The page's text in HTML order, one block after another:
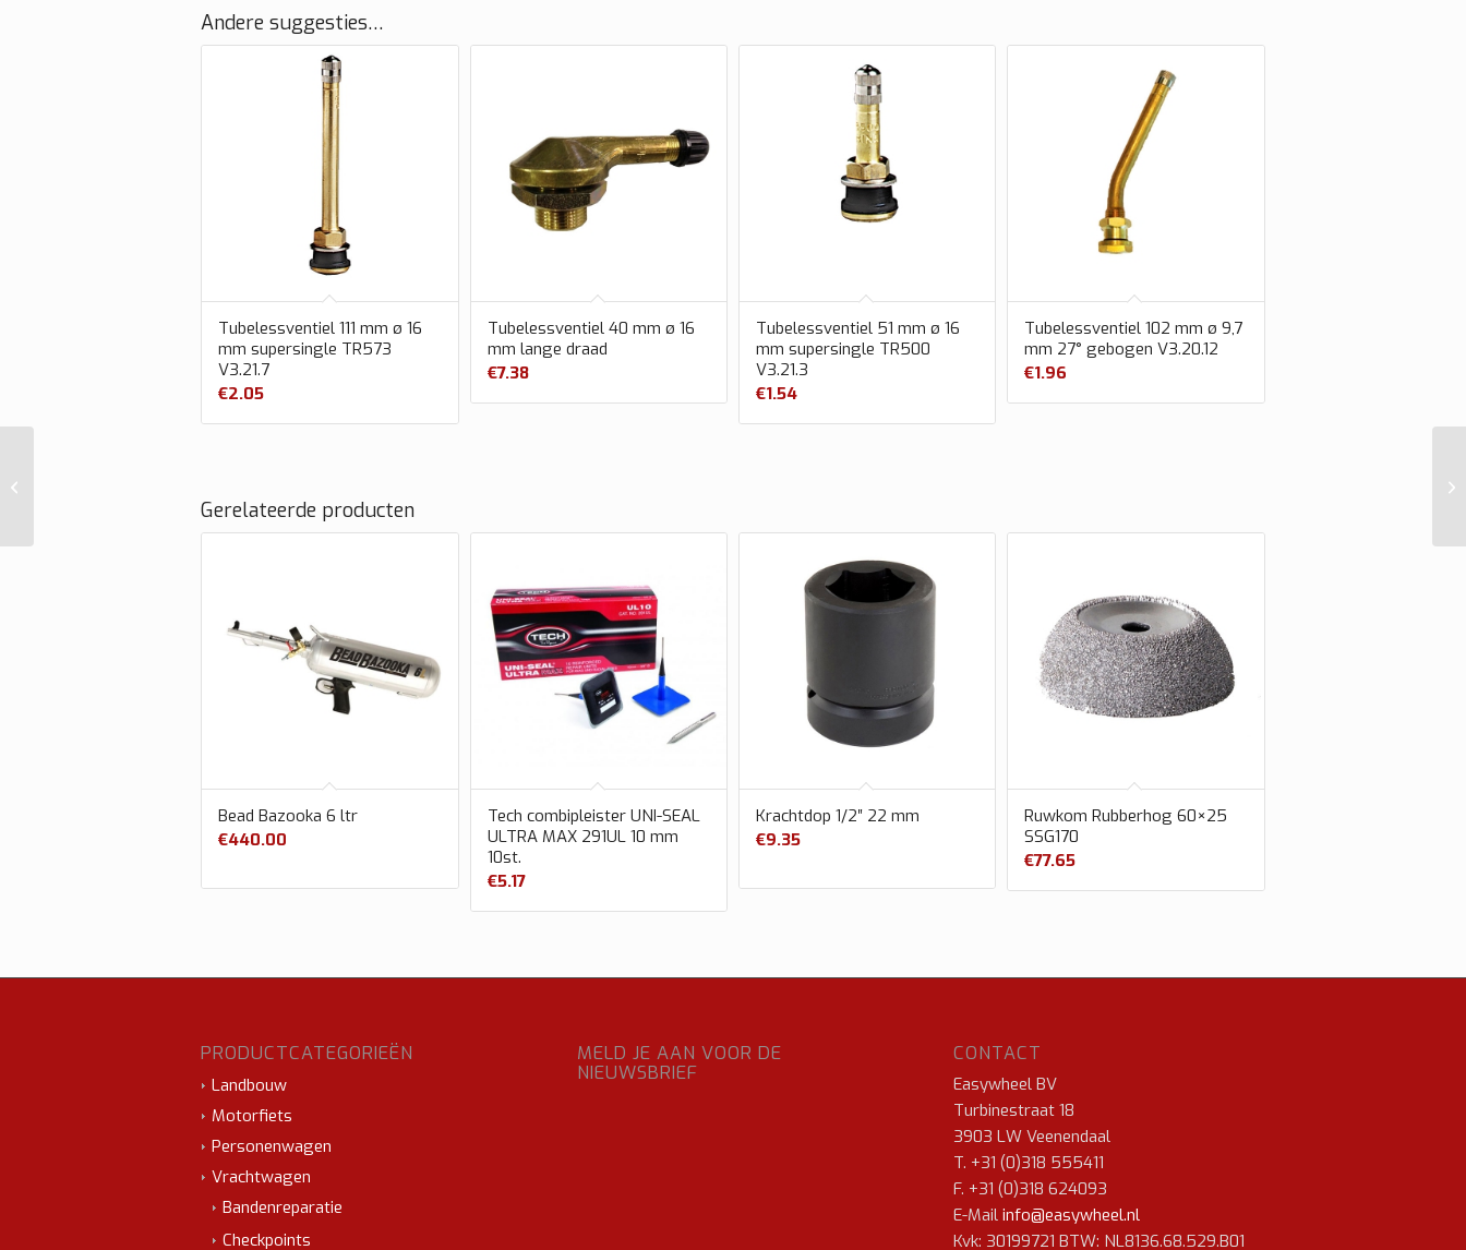
Andere suggesties…
Tubelessventiel 111 mm ø 16
mm supersingle TR573
V3.21.7
€2.05
Tubelessventiel 40 mm ø 16
mm lange draad
€7.38
Tubelessventiel 51 mm ø 16
mm supersingle TR500
V3.21.3
€1.54
Tubelessventiel 102 mm ø 9,7
mm 27° gebogen V3.20.12
€1.96
Gerelateerde producten
Bead Bazooka 6 ltr
€440.00
Tech combipleister UNI-SEAL
ULTRA MAX 291UL 10 mm
10st.
€5.17
Krachtdop 1/2″ 22 mm
€9.35
Ruwkom Rubberhog 60×25
SSG170
€77.65
PRODUCTCATEGORIEËN
Landbouw
Motorfiets
Personenwagen
Vrachtwagen
Bandenreparatie
Checkpoints
MELD JE AAN VOOR DE
NIEUWSBRIEF
CONTACT
Easywheel BV
Turbinestraat 18
3903 LW Veenendaal
T. +31 (0)318 555411
F. +31 (0)318 624093
E-Mail info@easywheel.nl
Kvk: 30199721 BTW: NL8136.68.529.B01